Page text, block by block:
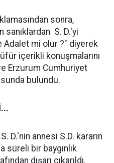
sonra,
sanıklardan S. D.'yi
Adalet mi olur ?" diyerek
içerikli konuşmalarını
Erzurum Cumhuriyet
bulundu.
D.'nin annesi S.D. kararın
süreli bir baygınlık
dışarı çıkarıldı.